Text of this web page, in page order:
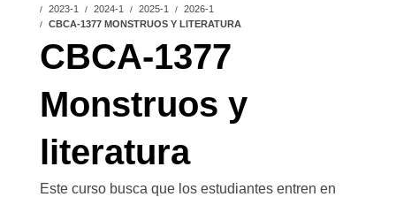
2023-1
2024-1 2025-1
2026-1
CBCA-1377 MONSTRUOS Y LITERATURA
CBCA-1377
Monstruos y
literatura
Este curso busca que los estudiantes entren en